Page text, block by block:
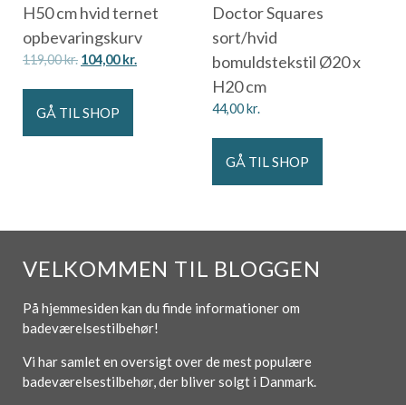
H50 cm hvid ternet
opbevaringskurv
119,00kr. 104,00kr.
GÅ TIL SHOP
Doctor Squares
sort/hvid
bomuldstekstil Ø20 x
H20 cm
44,00kr.
GÅ TIL SHOP
VELKOMMEN TIL BLOGGEN
På hjemmesiden kan du finde informationer om
badeværelsestilbehør!
Vi har samlet en oversigt over de mest populære
badeværelsestilbehør, der bliver solgt i Danmark.